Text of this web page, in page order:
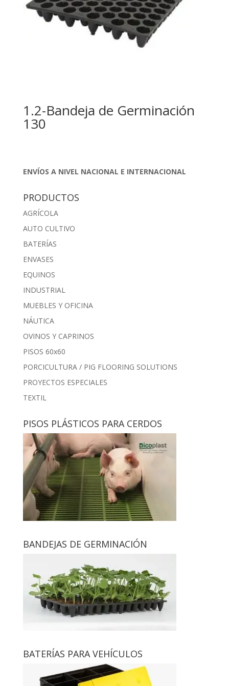
1.2-Bandeja de Germinación
130
ENVÍOS A NIVEL NACIONAL E INTERNACIONAL
PRODUCTOS
AGRÍCOLA
AUTO CULTIVO
BATERÍAS
ENVASES
EQUINOS
INDUSTRIAL
MUEBLES Y OFICINA
NÁUTICA
OVINOS Y CAPRINOS
PISOS 60x60
PORCICULTURA / PIG FLOORING SOLUTIONS
PROYECTOS ESPECIALES
TEXTIL
PISOS PLÁSTICOS PARA CERDOS
BANDEJAS DE GERMINACIÓN
BATERÍAS PARA VEHÍCULOS